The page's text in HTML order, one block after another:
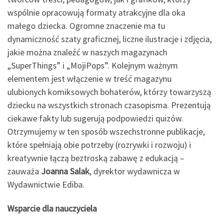
wspólnie opracowują formaty atrakcyjne dla oka
małego dziecka. Ogromne znaczenie ma tu
dynamiczność szaty graficznej, liczne ilustracje i zdjęcia,
jakie można znaleźć w naszych magazynach
„SuperThings” i „MojiPops”. Kolejnym ważnym
elementem jest włączenie w treść magazynu
ulubionych komiksowych bohaterów, którzy towarzyszą
dziecku na wszystkich stronach czasopisma. Prezentują
ciekawe fakty lub sugerują podpowiedzi quizów.
Otrzymujemy w ten sposób wszechstronne publikacje,
które spełniają obie potrzeby (rozrywki i rozwoju) i
kreatywnie łączą beztroską zabawę z edukacją –
zauważa Joanna Salak, dyrektor wydawnicza w
Wydawnictwie Ediba.
Wsparcie dla nauczyciela